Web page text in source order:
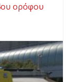
ορόφου